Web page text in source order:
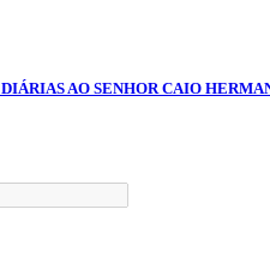
AO SENHOR CAIO